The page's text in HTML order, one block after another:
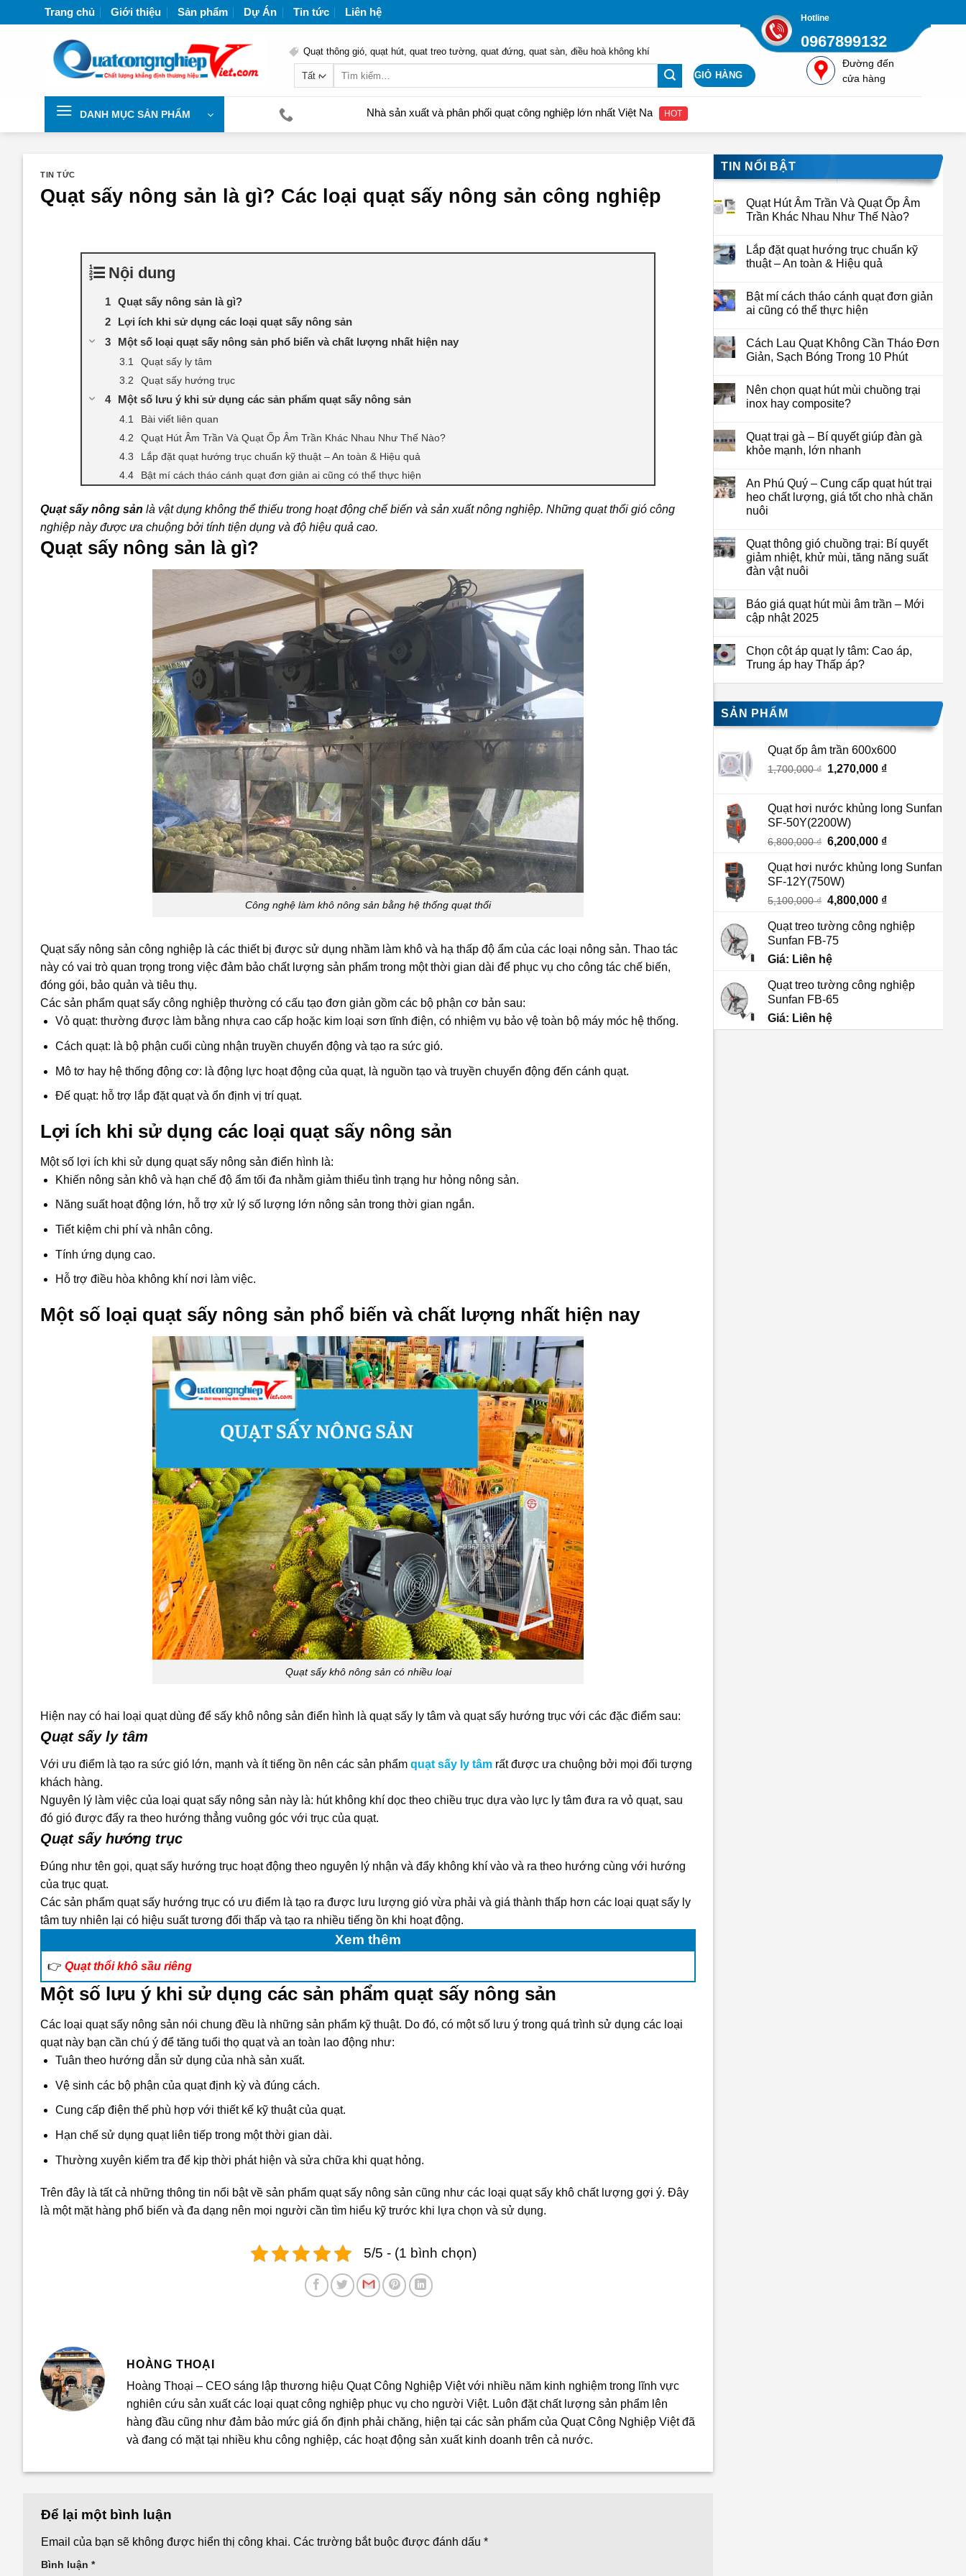
đến
Trang chủ Giới thiệu Sản phẩm Dự Án Tin tức Liên hệ Hotline
0967899132
Quạt thông gió, quạt hút, quat treo tường, quat đứng, quat sàn, điều hoà không khí
Tìm
GIỎ HÀNG
Đường đến
cửa hàng
DANH MỤC SẢN PHẨM Nhà sản xuất và phân phối quạt công nghiệp lớn nhất Việt Nam | Liên hệ để nhận được giá gốc từ nhà cung cấp Quatcongnghiepviet.com
HOT
TIN TỨC
Quạt sấy nông sản là gì? Các loại quạt sấy nông sản công nghiệp
Nội dung
Quạt sấy nông sản là gì?
Lợi ích khi sử dụng các loại quạt sấy nông sản
Một số loại quạt sấy nông sản phổ biến và chất lượng nhất hiện nay
Quạt sấy ly tâm
Quạt sấy hướng trục
Một số lưu ý khi sử dụng các sản phẩm quạt sấy nông sản
Bài viết liên quan
Quạt Hút Âm Trần Và Quạt Ốp Âm Trần Khác Nhau Như Thế Nào?
Lắp đặt quạt hướng trục chuẩn kỹ thuật – An toàn & Hiệu quả
Bật mí cách tháo cánh quạt đơn giản ai cũng có thể thực hiện
Quạt sấy nông sản là vật dụng không thể thiếu trong hoạt động chế biến và sản xuất nông nghiệp. Những quạt thổi gió công
nghiệp này được ưa chuộng bởi tính tiện dụng và độ hiệu quả cao.
Quạt sấy nông sản là gì?
Công nghệ làm khô nông sản bằng hệ thống quạt thổi
Quạt sấy nông sản công nghiệp là các thiết bị được sử dụng nhầm làm khô và hạ thấp độ ẩm của các loại nông sản. Thao tác
này có vai trò quan trọng trong việc đảm bảo chất lượng sản phẩm trong một thời gian dài để phục vụ cho công tác chế biến,
đóng gói, bảo quản và tiêu thụ.
Các sản phẩm quạt sấy công nghiệp thường có cấu tạo đơn giản gồm các bộ phận cơ bản sau:
Vỏ quạt: thường được làm bằng nhựa cao cấp hoặc kim loại sơn tĩnh điện, có nhiệm vụ bảo vệ toàn bộ máy móc hệ thống.
Cách quạt: là bộ phận cuối cùng nhận truyền chuyển động và tạo ra sức gió.
Mô tơ hay hệ thống động cơ: là động lực hoạt động của quạt, là nguồn tạo và truyền chuyển động đến cánh quạt.
Đế quạt: hỗ trợ lắp đặt quạt và ổn định vị trí quạt.
Lợi ích khi sử dụng các loại quạt sấy nông sản
Một số lợi ích khi sử dụng quạt sấy nông sản điển hình là:
Khiến nông sản khô và hạn chế độ ẩm tối đa nhằm giảm thiểu tình trạng hư hỏng nông sản.
Năng suất hoạt động lớn, hỗ trợ xử lý số lượng lớn nông sản trong thời gian ngắn.
Tiết kiệm chi phí và nhân công.
Tính ứng dụng cao.
Hỗ trợ điều hòa không khí nơi làm việc.
Một số loại quạt sấy nông sản phổ biến và chất lượng nhất hiện nay
Quạt sấy khô nông sản có nhiều loại
Hiện nay có hai loại quạt dùng để sấy khô nông sản điển hình là quạt sấy ly tâm và quạt sấy hướng trục với các đặc điểm sau:
Quạt sấy ly tâm
Với ưu điểm là tạo ra sức gió lớn, mạnh và ít tiếng ồn nên các sản phẩm quạt sấy ly tâm rất được ưa chuộng bởi mọi đối tượng
khách hàng.
Nguyên lý làm việc của loại quạt sấy nông sản này là: hút không khí dọc theo chiều trục dựa vào lực ly tâm đưa ra vỏ quạt, sau
đó gió được đẩy ra theo hướng thẳng vuông góc với trục của quạt.
Quạt sấy hướng trục
Đúng như tên gọi, quạt sấy hướng trục hoạt động theo nguyên lý nhận và đẩy không khí vào và ra theo hướng cùng với hướng
của trục quạt.
Các sản phẩm quạt sấy hướng trục có ưu điểm là tạo ra được lưu lượng gió vừa phải và giá thành thấp hơn các loại quạt sấy ly
tâm tuy nhiên lại có hiệu suất tương đối thấp và tạo ra nhiều tiếng ồn khi hoạt động.
Xem thêm
👉 Quạt thổi khô sầu riêng
Một số lưu ý khi sử dụng các sản phẩm quạt sấy nông sản
Các loại quạt sấy nông sản nói chung đều là những sản phẩm kỹ thuật. Do đó, có một số lưu ý trong quá trình sử dụng các loại
quạt này bạn cần chú ý để tăng tuổi thọ quạt và an toàn lao động như:
Tuân theo hướng dẫn sử dụng của nhà sản xuất.
Vệ sinh các bộ phận của quạt định kỳ và đúng cách.
Cung cấp điện thế phù hợp với thiết kế kỹ thuật của quạt.
Hạn chế sử dụng quạt liên tiếp trong một thời gian dài.
Thường xuyên kiểm tra để kịp thời phát hiện và sửa chữa khi quạt hỏng.
Trên đây là tất cả những thông tin nổi bật về sản phẩm quạt sấy nông sản cũng như các loại quạt sấy khô chất lượng gợi ý. Đây
là một mặt hàng phổ biến và đa dạng nên mọi người cần tìm hiểu kỹ trước khi lựa chọn và sử dụng.
5/5 - (1 bình chọn)
HOÀNG THOẠI
Hoàng Thoại – CEO sáng lập thương hiệu Quạt Công Nghiệp Việt với nhiều năm kinh nghiệm trong lĩnh vực
nghiên cứu sản xuất các loại quạt công nghiệp phục vụ cho người Việt. Luôn đặt chất lượng sản phẩm lên
hàng đầu cũng như đảm bảo mức giá ổn định phải chăng, hiện tại các sản phẩm của Quạt Công Nghiệp Việt đã
và đang có mặt tại nhiều khu công nghiệp, các hoạt động sản xuất kinh doanh trên cả nước.
Để lại một bình luận
Email của bạn sẽ không được hiển thị công khai. Các trường bắt buộc được đánh dấu *
Bình luận *
TIN NỔI BẬT
Quạt Hút Âm Trần Và Quạt Ốp Âm
Trần Khác Nhau Như Thế Nào?
Lắp đặt quạt hướng trục chuẩn kỹ
thuật – An toàn & Hiệu quả
Bật mí cách tháo cánh quạt đơn giản
ai cũng có thể thực hiện
Cách Lau Quạt Không Cần Tháo Đơn
Giản, Sạch Bóng Trong 10 Phút
Nên chọn quạt hút mùi chuồng trại
inox hay composite?
Quạt trại gà – Bí quyết giúp đàn gà
khỏe mạnh, lớn nhanh
An Phú Quý – Cung cấp quạt hút trại
heo chất lượng, giá tốt cho nhà chăn
nuôi
Quạt thông gió chuồng trại: Bí quyết
giảm nhiệt, khử mùi, tăng năng suất
đàn vật nuôi
Báo giá quạt hút mùi âm trần – Mới
cập nhật 2025
Chọn cột áp quạt ly tâm: Cao áp,
Trung áp hay Thấp áp?
SẢN PHẨM
Quạt ốp âm trần 600x600
1,700,000₫ Giá
1,700,000 ₫.
1,270,000 ₫
là:
Quạt hơi nước khủng long Sunfan
SF-50Y(2200W)
6,800,000₫ Giá
là:
6,800,000 ₫.
6,200,000 ₫
tại
Quạt hơi nước khủng long Sunfan
SF-12Y(750W)
5,100,000₫ Giá
là:
5,100,000 ₫.
4,800,000 ₫
tại
Quạt treo tường công nghiệp
Sunfan FB-75
Giá: Liên hệ
Quạt treo tường công nghiệp
Sunfan FB-65
Giá: Liên hệ